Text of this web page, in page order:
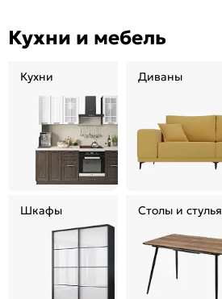
Кухни и мебель
Кухни Диваны
Шкафы Столы и стулья